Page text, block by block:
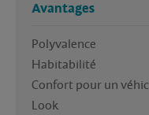
Avantages
Polyvalence
Habitabilité
Confort pour un
Look